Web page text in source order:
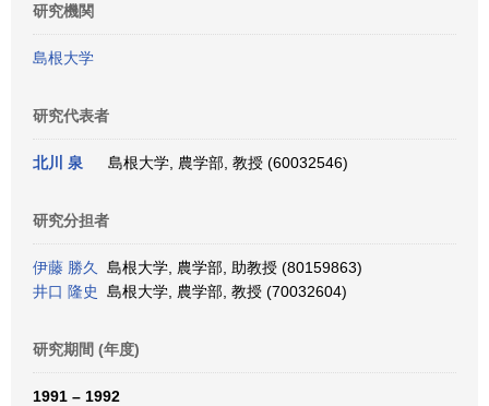
研究機関
島根大学
研究代表者
北川 泉 島根大学, 農学部, 教授 (60032546)
研究分担者
伊藤 勝久
島根大学, 農学部, 助教授 (80159863)
井口 隆史
島根大学, 農学部, 教授 (70032604)
研究期間 (年度)
1991 – 1992